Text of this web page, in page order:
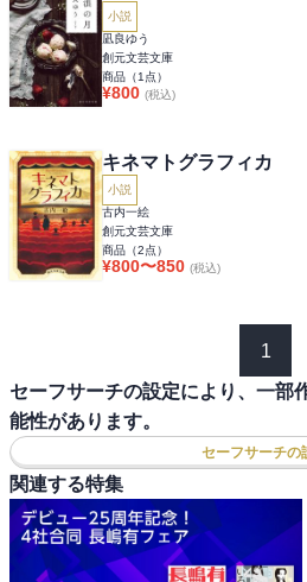
小説
凪良ゆう
創元文芸文庫
商品（1 点）
¥800 (税込)
キネマトグラフィカ
小説
古内一絵
創元文芸文庫
商品（2点）
¥800〜850 (税込)
1
セーフサーチの設定により、一部
能性があります。
セーフサーチの
関連する特集